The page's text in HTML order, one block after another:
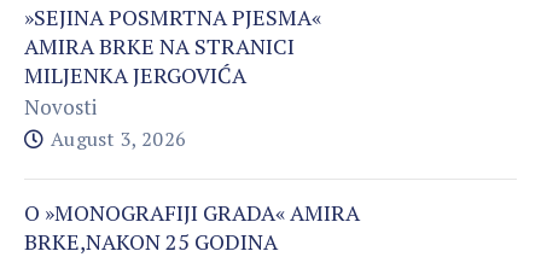
»SEJINA POSMRTNA PJESMA«
AMIRA BRKE NA STRANICI
MILJENKA JERGOVIĆA
Novosti
August 3, 2026
O »MONOGRAFIJI GRADA« AMIRA
BRKE,NAKON 25 GODINA